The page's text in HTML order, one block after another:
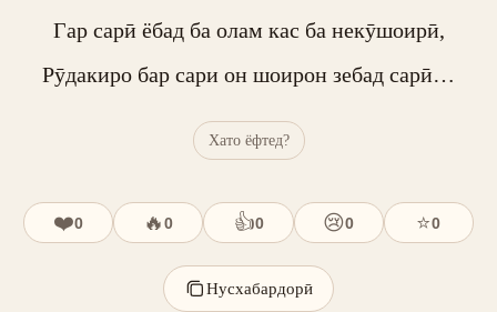
Гар сарӣ ёбад ба олам кас ба некӯшоирӣ,
Рӯдакиро бар сари он шоирон зебад сарӣ…
Хато ёфтед?
❤️0 🔥0 👍0 😢0 ⭐0
Нусхабардорӣ